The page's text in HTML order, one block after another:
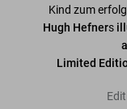
Kind zum
Hugh Hefners
Limited